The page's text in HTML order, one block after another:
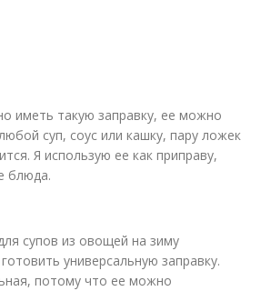
иметь такую заправку, ее можно
суп, соус или кашку, пару ложек
Я использую ее как приправу,
блюда.
супов из овощей на зиму
универсальную заправку.
потому что ее можно